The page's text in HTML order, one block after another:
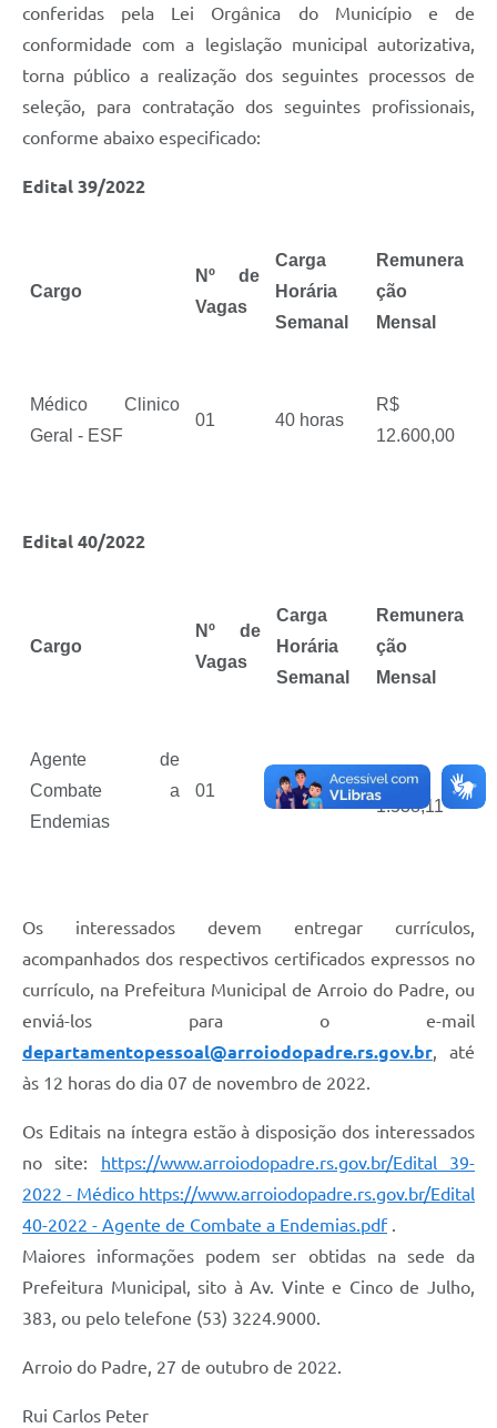
conferidas pela Lei Orgânica do Município e de
conformidade com a legislação municipal autorizativa,
torna público a realização dos seguintes processos de
seleção, para contratação dos seguintes profissionais,
conforme abaixo especificado:
Edital 39/2022
Cargo
Nº de
Vagas
Carga
Horária
Semanal
Remunera
ção
Mensal
Médico Clinico
Geral - ESF
01 40 horas
R$
12.600,00
Edital 40/2022
Cargo
Nº de
Vagas
Carga
Horária
Semanal
Remunera
ção
Mensal
Agente de
Combate a
Endemias
01 40 horas
R$
1.538,11
Os interessados devem entregar currículos,
acompanhados dos respectivos certificados expressos no
currículo, na Prefeitura Municipal de Arroio do Padre, ou
enviá-los para o e-mail
departamentopessoal@arroiodopadre.rs.gov.br, até
às 12 horas do dia 07 de novembro de 2022.
Os Editais na íntegra estão à disposição dos interessados
no site: https://www.arroiodopadre.rs.gov.br/Edital 39-
2022 - Médico https://www.arroiodopadre.rs.gov.br/Edital
40-2022 - Agente de Combate a Endemias.pdf.
Maiores informações podem ser obtidas na sede da
Prefeitura Municipal, sito à Av. Vinte e Cinco de Julho,
383, ou pelo telefone (53) 3224.9000.
Arroio do Padre, 27 de outubro de 2022.
Rui Carlos Peter